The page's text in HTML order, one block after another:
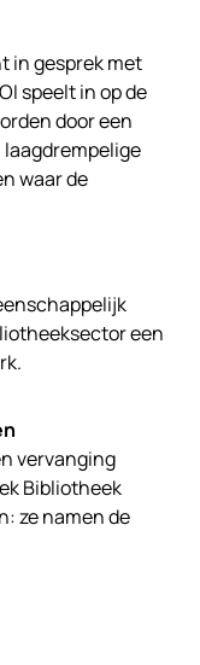
in gesprek met
speelt in op de
door een
laagdrempelige
waar de
een
vervanging
Bibliotheek
ze namen de